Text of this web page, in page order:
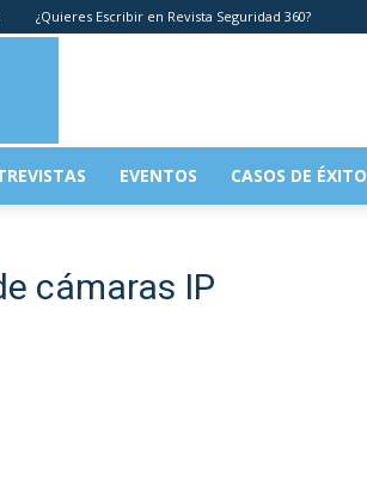
¿Quieres Escribir en Revista Seguridad 360?
EVENTOS CASOS DE ÉXITO
cámaras IP